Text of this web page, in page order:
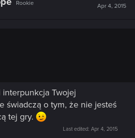
Rookie
Apr 4, 2015
interpunkcja Twojej
świadczą o tym, że nie jesteś
tej gry.
Last edited: Apr 4, 2015